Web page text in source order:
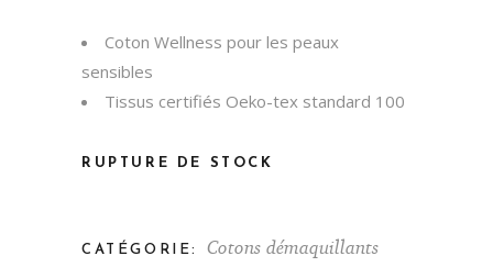
Coton Wellness pour les peaux
sensibles
Tissus certifiés Oeko-tex standard 100
RUPTURE DE STOCK
CATÉGORIE: Cotons démaquillants